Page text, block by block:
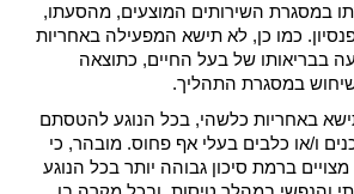
במסגרת השירותים המוצעים, מהסעתו,
כמו כן, לא תישא המפעילה באחריות
בבריאותו של בעל החיים, כתוצאה
במסגרת התהליך.
באחריות כלשהי, בכל הנוגע להטסתם
ו/או כלבים בעלי אף פחוס. מובהר, כי
ברמת סיכון גבוהה יותר בכל הנוגע